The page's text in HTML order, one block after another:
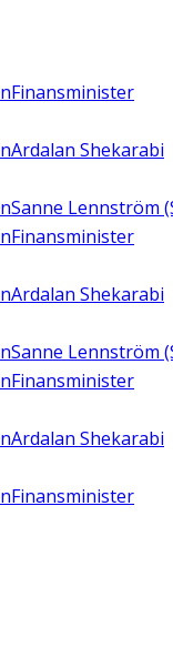
Finansminister
Ardalan Shekarabi
Sanne Lennström
Finansminister
Ardalan Shekarabi
Sanne Lennström
Finansminister
Ardalan Shekarabi
Finansminister